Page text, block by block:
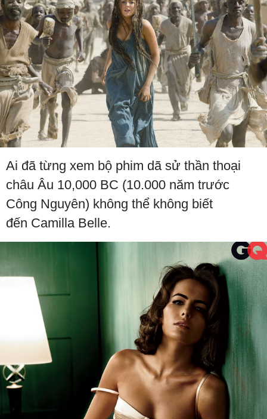
Ai đã từng xem bộ phim dã sử thần thoại
châu Âu 10,000 BC (10.000 năm trước
Công Nguyên) không thể không biết
đến Camilla Belle.